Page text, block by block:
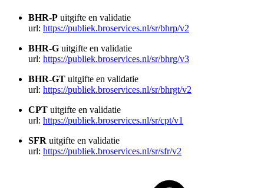
BHR-P uitgifte en validatie
url: https://publiek.broservices.nl/sr/bhrp/v2
BHR-G uitgifte en validatie
url: https://publiek.broservices.nl/sr/bhrg/v3
BHR-GT uitgifte en validatie
url: https://publiek.broservices.nl/sr/bhrgt/v2
CPT uitgifte en validatie
url: https://publiek.broservices.nl/sr/cpt/v1
SFR uitgifte en validatie
url: https://publiek.broservices.nl/sr/sfr/v2